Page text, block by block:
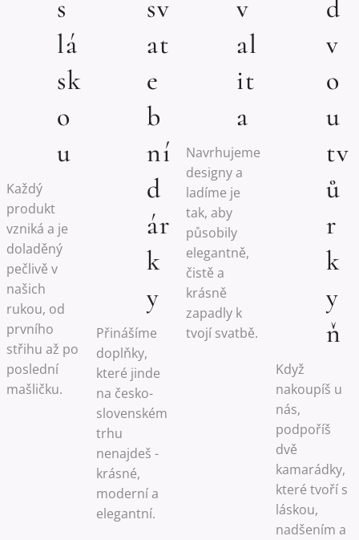
s
lá
sk
o
u
Každý
produkt
vzniká a je
doladěný
pečlivě v
našich
rukou, od
prvního
střihu až po
poslední
mašličku.
sv
at
e
b
ní
d
ár
k
y
Přinášíme
doplňky,
které jinde
na česko-
slovenském
trhu
nenajdeš -
krásné,
moderní a
elegantní.
v
al
it
a
Navrhujeme
designy a
ladíme je
tak, aby
působily
elegantně,
čistě a
krásně
zapadly k
tvojí svatbě.
d
v
o
u
tv
ů
r
k
y
ň
Když
nakoupíš u
nás,
podpoříš
dvě
kamarádky,
které tvoří s
láskou,
nadšením a